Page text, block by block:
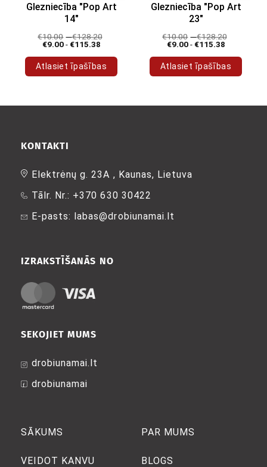
Glezniecība "Pop Art
14"
€10.00 -€128.20
€9.00-€115.38
Atlasiet īpašības
ir
izvēlēties
produkta
lapā
Glezniecība "Pop Art
23"
€10.00 -€128.20
€9.00-€115.38
Atlasiet īpašības
ir
SĀKUMS
VEIDOT KANVU
PAR MUMS
BLOGS
SEKOJIET MUMS
drobiunamai.lt
drobiunamai
IZRAKSTĪŠANĀS NO
KONTAKTI
Elektrėnų g. 23A , Kaunas, Lietuva
Tālr. Nr.: +370 630 30422
E-pasts: labas@drobiunamai.lt